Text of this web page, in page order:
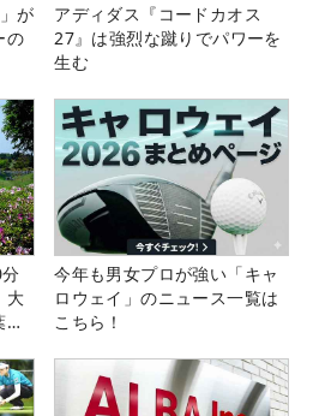
が
の
アディダス『コードカオス
27』は強烈な蹴りでパワーを
生む
大
今年も男女プロが強い「キャ
ロウェイ」のニュース一覧は
こちら！